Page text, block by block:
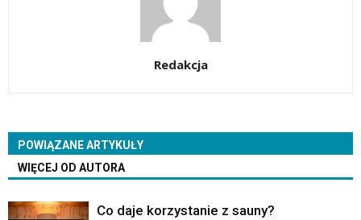
Redakcja
POWIĄZANE ARTYKUŁY
WIĘCEJ OD AUTORA
Co daje korzystanie z sauny?